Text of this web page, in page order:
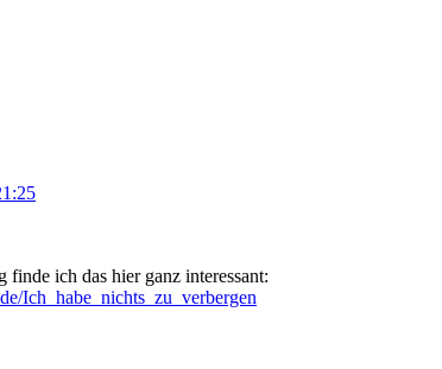
finde ich das hier ganz interessant:
Ich_habe_nichts_zu_verbergen